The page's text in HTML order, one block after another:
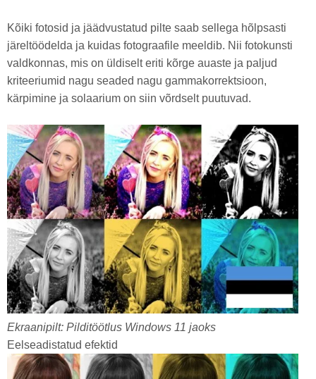
Kõiki fotosid ja jäädvustatud pilte saab sellega hõlpsasti
järeltöödelda ja kuidas fotograafile meeldib. Nii fotokunsti
valdkonnas, mis on üldiselt eriti kõrge auaste ja paljud
kriteeriumid nagu seaded nagu gammakorrektsioon,
kärpimine ja solaarium on siin võrdselt puutuvad.
Ekraanipilt: Pilditöötlus Windows 11 jaoks
Eelseadistatud efektid